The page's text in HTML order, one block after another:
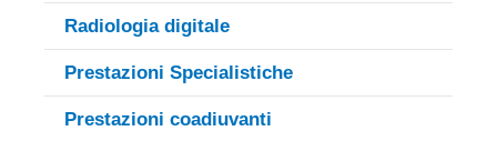
Radiologia digitale
Prestazioni Specialistiche
Prestazioni coadiuvanti